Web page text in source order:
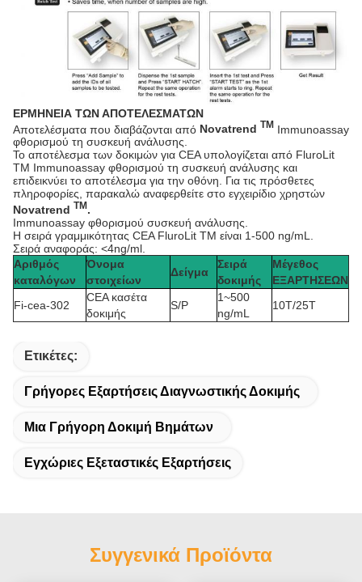
ΕΡΜΗΝΕΙΑ ΤΩΝ ΑΠΟΤΕΛΕΣΜΑΤΩΝ
Αποτελέσματα που διαβάζονται από Novatrend TM Immunoassay
φθορισμού τη συσκευή ανάλυσης.
Το αποτέλεσμα των δοκιμών για CEA υπολογίζεται από FluroLit
TM Immunoassay φθορισμού τη συσκευή ανάλυσης και
επιδεικνύει το αποτέλεσμα για την οθόνη. Για τις πρόσθετες
πληροφορίες, παρακαλώ αναφερθείτε στο εγχειρίδιο χρηστών
Novatrend TM .
Immunoassay φθορισμού συσκευή ανάλυσης.
Η σειρά γραμμικότητας CEA FluroLit TM είναι 1-500 ng/mL.
Σειρά αναφοράς: <4ng/ml.
Αριθμός
καταλόγων
Όνομα
στοιχείων
Δείγμα
Σειρά
δοκιμής
Μέγεθος
ΕΞΑΡΤΗΣΕΩΝ
Fi-cea-302
CEA κασέτα
δοκιμής
S/P
1~500
ng/mL
10T/25T
Ετικέτες:
Γρήγορες Εξαρτήσεις Διαγνωστικής Δοκιμής
Μια Γρήγορη Δοκιμή Βημάτων
Εγχώριες Εξεταστικές Εξαρτήσεις
Συγγενικά Προϊόντα